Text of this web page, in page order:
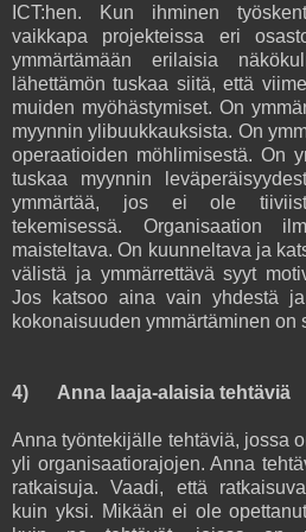
ICT:hen. Kun ihminen
vaikkapa projekteissa eri
ymmärtämään erilaisia
lähettämön tuskaa siitä, että
muiden myöhästymiset. On
myynnin ylibuukkauksista. On
operaatioiden möhlimisestä. On
tuskaa myynnin
ymmärtää, jos ei ole
tekemisessä. Organisaation
maisteltava. On kuunneltava ja
välistä ja ymmärrettävä syyt
Jos katsoo aina vain yhdestä ja
kokonaisuuden ymmärtäminen on
4) Anna laaja-alaisia tehtäviä
Anna työntekijälle tehtäviä, jossa
yli organisaatiorajojen. Anna
ratkaisuja. Vaadi, että
kuin yksi. Mikään ei ole